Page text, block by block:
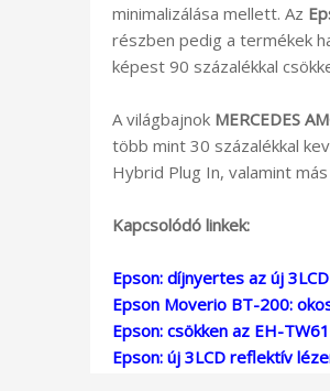
minimalizálása mellett. Az
részben pedig a termékek
képest 90 százalékkal
A világbajnok MERCEDES
több mint 30 százalékkal
Hybrid Plug In, valamint
Kapcsolódó linkek:
Epson: díjnyertes az új
Epson Moverio BT-200:
Epson: csökken az EH-
Epson: új 3LCD reflektív